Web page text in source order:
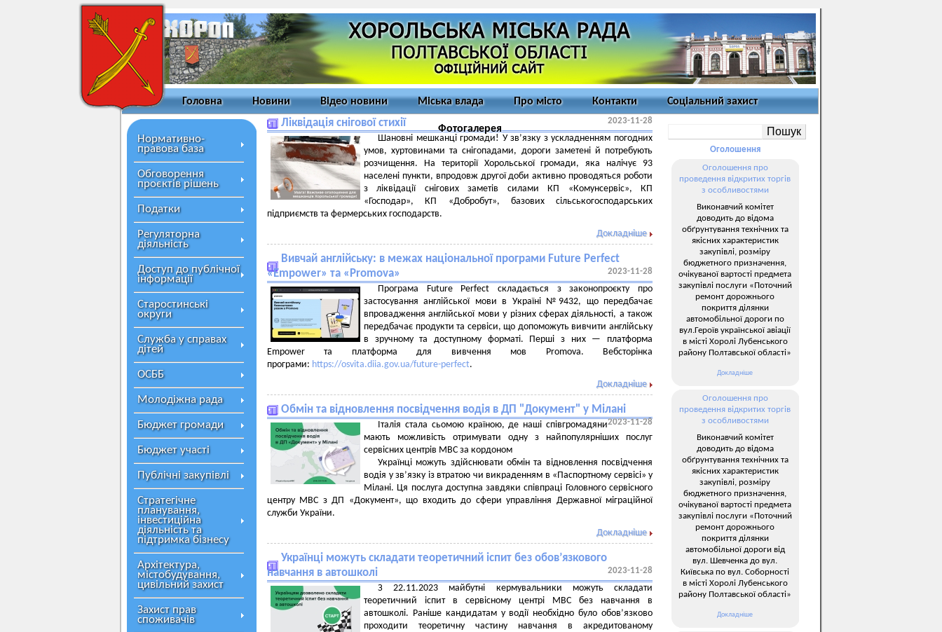
Головна Новини Відео новини Міська влада Про місто Контакти Соціальний захист
Фотогалерея
Нормативно-
правова база
Обговорення
проєктів рішень
Податки
Регуляторна
діяльність
Доступ до публічної
інформації
Старостинські
округи
Служба у справах
дітей
ОСББ
Молодіжна рада
Бюджет громади
Бюджет участі
Публічні закупівлі
Стратегічне
планування,
інвестиційна
діяльність та
підтримка бізнесу
Архітектура,
містобудування,
цивільний захист
Захист прав
споживачів
Ліквідація снігової стихії 2023-11-28
Шановні мешканці громади! У зв’язку з ускладненням погодних
умов, хуртовинами та снігопадами, дороги заметені й потребують
розчищення. На території Хорольської громади, яка налічує 93
населені пункти, впродовж другої доби активно проводяться роботи
з ліквідації снігових заметів силами КП «Комунсервіс», КП
«Господар», КП «Добробут», базових сільськогосподарських
підприємств та фермерських господарств.
Докладніше
Вивчай англійську: в межах національної програми Future Perfect
«Empower» та «Promova»
2023-11-28
Програма Future Perfect складається з законопроєкту про
застосування англійської мови в Україні №9432, що передбачає
впровадження англійської мови у різних сферах діяльності, а також
передбачає продукти та сервіси, що допоможуть вивчити англійську
в зручному та доступному форматі. Перші з них — платформа
Empower та платформа для вивчення мов Promova. Вебсторінка
програми: https://osvita.diia.gov.ua/future-perfect.
Докладніше
Обмін та відновлення посвідчення водія в ДП "Документ" у Мілані
2023-11-28
Італія стала сьомою країною, де наші співгромадяни
мають можливість отримувати одну з найпопулярніших послуг
сервісних центрів МВС за кордоном
Українці можуть здійснювати обмін та відновлення посвідчення
водія у зв’язку із втратою чи викраденням в «Паспортному сервісі» у
Мілані. Ця послуга доступна завдяки співпраці Головного сервісного
центру МВС з ДП «Документ», що входить до сфери управління Державної міграційної
служби України.
Докладніше
Українці можуть складати теоретичний іспит без обов’язкового
навчання в автошколі
2023-11-28
З 22.11.2023 майбутні кермувальники можуть складати
теоретичний іспит в сервісному центрі МВС без навчання в
автошколі. Раніше кандидатам у водії необхідно було обов’язково
проходити теоретичну частину навчання в акредитованому
Оголошення
Оголошення про
проведення відкритих торгів
з особливостями
Виконавчий комітет
доводить до відома
обґрунтування технічних та
якісних характеристик
закупівлі, розміру
бюджетного призначення,
очікуваної вартості предмета
закупівлі послуги «Поточний
ремонт дорожнього
покриття ділянки
автомобільної дороги по
вул.Героїв української авіації
в місті Хоролі Лубенського
району Полтавської області»
Докладніше
Оголошення про
проведення відкритих торгів
з особливостями
Виконавчий комітет
доводить до відома
обґрунтування технічних та
якісних характеристик
закупівлі, розміру
бюджетного призначення,
очікуваної вартості предмета
закупівлі послуги «Поточний
ремонт дорожнього
покриття ділянки
автомобільної дороги від
вул. Шевченка до вул.
Київська по вул. Соборності
в місті Хоролі Лубенського
району Полтавської області»
Докладніше